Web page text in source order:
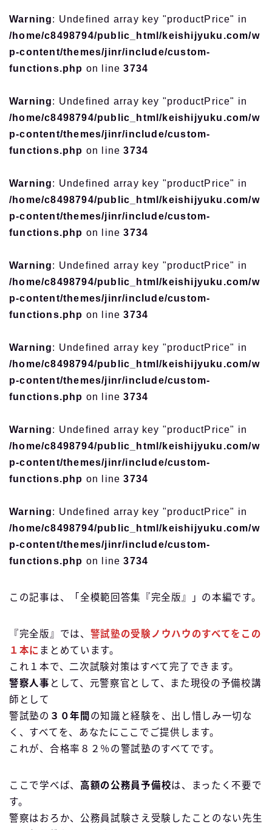
Warning: Undefined array key "productPrice" in
/home/c8498794/public_html/keishijyuku.com/w
p-content/themes/jinr/include/custom-
functions.php on line3734
Warning: Undefined array key "productPrice" in
/home/c8498794/public_html/keishijyuku.com/w
p-content/themes/jinr/include/custom-
functions.php on line3734
Warning: Undefined array key "productPrice" in
/home/c8498794/public_html/keishijyuku.com/w
p-content/themes/jinr/include/custom-
functions.php on line3734
Warning: Undefined array key "productPrice" in
/home/c8498794/public_html/keishijyuku.com/w
p-content/themes/jinr/include/custom-
functions.php on line3734
Warning: Undefined array key "productPrice" in
/home/c8498794/public_html/keishijyuku.com/w
p-content/themes/jinr/include/custom-
functions.php on line3734
Warning: Undefined array key "productPrice" in
/home/c8498794/public_html/keishijyuku.com/w
p-content/themes/jinr/include/custom-
functions.php on line3734
Warning: Undefined array key "productPrice" in
/home/c8498794/public_html/keishijyuku.com/w
p-content/themes/jinr/include/custom-
functions.php on line3734
この記事は、「全模範回答集『完全版』」の本編です。
『完全版』では、 警試塾の受験ノウハウのすべてをこの
１本に まとめています。
これ１本で、二次試験対策はすべて完了できます。
警察人事 として、元警察官として、また現役の予備校講
師として
警試塾の ３０年間 の知識と経験を、出し惜しみ一切な
く、すべてを、あなたにここでご提供します。
これが、合格率８２％の警試塾のすべてです。
ここで学べば、 高額の公務員予備校は、まったく不要で
す。
警察はおろか、公務員試験さえ受験したことのない先生